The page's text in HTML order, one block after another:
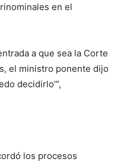
en el
a que sea la Corte
el ministro ponente dijo
decidirlo’”,
los procesos